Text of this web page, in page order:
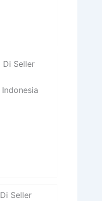
Di Seller
Seller